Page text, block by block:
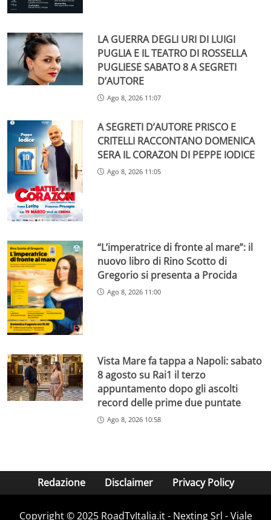
LA GUERRA DEGLI URI DI LUIGI
PUGLIA E IL TEATRO DI ROSSELLA
PUGLIESE SABATO 8 A SEGRETI
D’AUTORE
Ago 8, 2026 11:07
A SEGRETI D’AUTORE PRISCO E
CRITELLI RACCONTANO DOMENICA
SERA IL CORAZON DI PEPPE IODICE
Ago 8, 2026 11:05
“L’imperatrice di fronte al mare”: il
nuovo libro di Rino Scotto di
Gregorio si presenta a Procida
Ago 8, 2026 11:00
Vista Mare fa tappa a Napoli: sabato
8 agosto su Rai1 il terzo
appuntamento dopo gli ascolti
record delle prime due puntate
Ago 8, 2026 10:58
Redazione Disclaimer Privacy Policy
Copyright ©️ 2025 RoadTvItalia.it - Nexting Srl - Viale